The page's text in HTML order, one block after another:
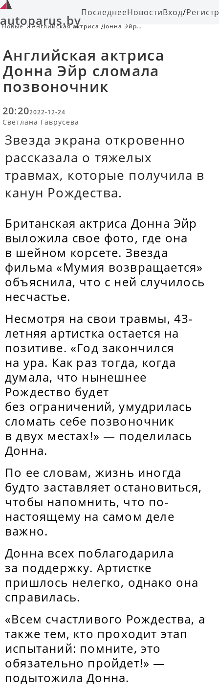
autoparus.byПоследнееНовостиВход/
Новые
Английская актриса Донна Эйр
Английская актриса
Донна Эйр сломала
позвоночник
20:202022-12-24
Светлана Гаврусева
Звезда экрана откровенно
рассказала о тяжелых
травмах, которые получила в
канун Рождества.
Британская актриса Донна Эйр
выложила свое фото, где она
в шейном корсете. Звезда
фильма «Мумия возвращается»
объяснила, что с ней случилось
несчастье.
Несмотря на свои травмы, 43-
летняя артистка остается на
позитиве. «Год закончился
на ура. Как раз тогда, когда
думала, что нынешнее
Рождество будет
без ограничений, умудрилась
сломать себе позвоночник
в двух местах!» — поделилась
Донна.
По ее словам, жизнь иногда
будто заставляет остановиться,
чтобы напомнить, что по-
настоящему на самом деле
важно.
Донна всех поблагодарила
за поддержку. Артистке
пришлось нелегко, однако она
справилась.
«Всем счастливого Рождества, а
также тем, кто проходит этап
испытаний: помните, это
обязательно пройдет!» —
подытожила Донна.